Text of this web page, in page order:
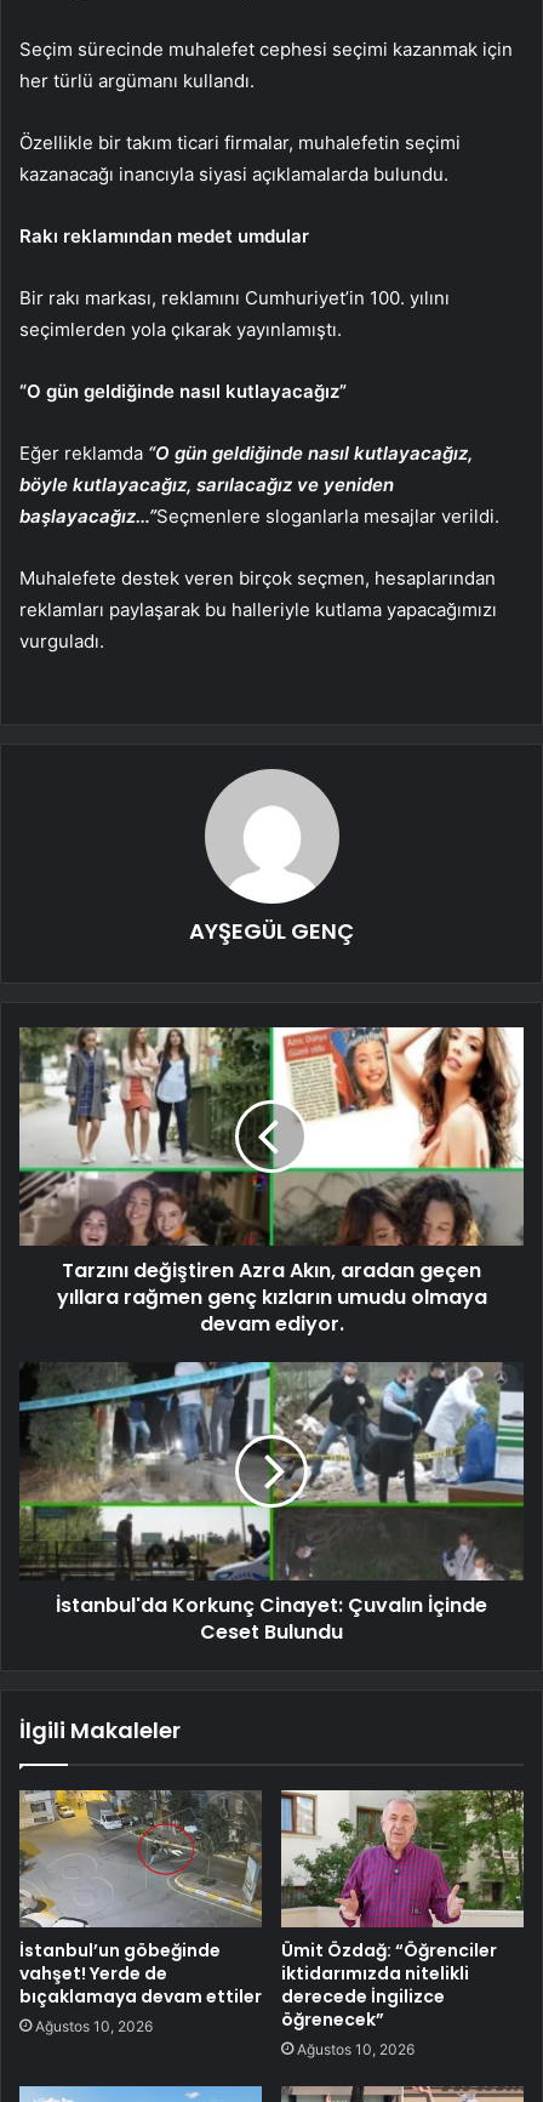
Seçim sürecinde muhalefet cephesi seçimi kazanmak için
her türlü argümanı kullandı.
Özellikle bir takım ticari firmalar, muhalefetin seçimi
kazanacağı inancıyla siyasi açıklamalarda bulundu.
Rakı reklamından medet umdular
Bir rakı markası, reklamını Cumhuriyet’in 100. yılını
seçimlerden yola çıkarak yayınlamıştı.
“O gün geldiğinde nasıl kutlayacağız”
Eğer reklamda “O gün geldiğinde nasıl kutlayacağız,
böyle kutlayacağız, sarılacağız ve yeniden
başlayacağız…”Seçmenlere sloganlarla mesajlar verildi.
Muhalefete destek veren birçok seçmen, hesaplarından
reklamları paylaşarak bu halleriyle kutlama yapacağımızı
vurguladı.
AYŞEGÜL GENÇ
Tarzını değiştiren Azra Akın, aradan geçen
yıllara rağmen genç kızların umudu olmaya
devam ediyor.
İstanbul'da Korkunç Cinayet: Çuvalın İçinde
Ceset Bulundu
İlgili Makaleler
İstanbul’un göbeğinde
vahşet! Yerde de
bıçaklamaya devam ettiler
Ağustos 10, 2026
Ümit Özdağ: “Öğrenciler
iktidarımızda nitelikli
derecede İngilizce
öğrenecek”
Ağustos 10, 2026